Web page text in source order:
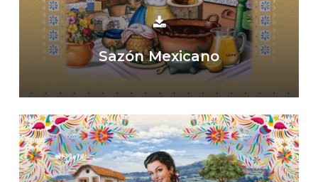
Sazón Mexicano